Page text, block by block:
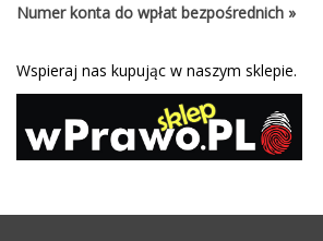
Numer konta do wpłat bezpośrednich »
Wspieraj nas kupując w naszym sklepie.